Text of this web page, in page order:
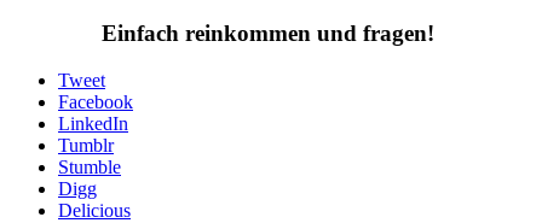
Einfach reinkommen und fragen!
Tweet
Facebook
LinkedIn
Tumblr
Stumble
Digg
Delicious